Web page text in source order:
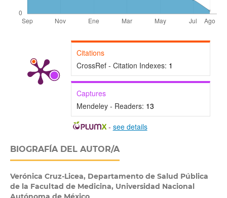
Citations
CrossRef - Citation Indexes: 1
Captures
Mendeley - Readers: 13
- see details
BIOGRAFÍA DEL AUTOR/A
Verónica Cruz-Licea, Departamento de Salud Pública
de la Facultad de Medicina, Universidad Nacional